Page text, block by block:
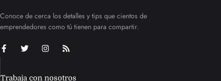
Conoce de cerca los detalles y tips que cientos de
emprendedores como tú tienen para compartir.
Trabaja con nosotros